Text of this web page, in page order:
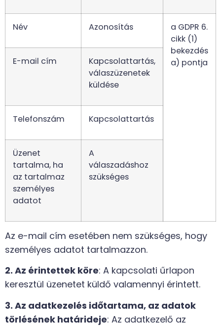
Név Azonosítás
a GDPR 6.
cikk (1)
bekezdés
a) pontja
E-mail cím
Kapcsolattartás,
válaszüzenetek
küldése
Telefonszám Kapcsolattartás
Üzenet
tartalma, ha
az tartalmaz
személyes
adatot
A
válaszadáshoz
szükséges
Az e-mail cím esetében nem szükséges, hogy
személyes adatot tartalmazzon.
2. Az érintettek köre: A kapcsolati űrlapon
keresztül üzenetet küldő valamennyi érintett.
3. Az adatkezelés időtartama, az adatok
törlésének határideje: Az adatkezelő az